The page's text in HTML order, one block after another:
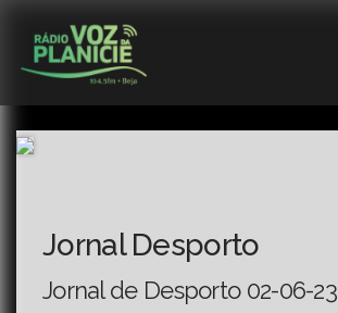
Jornal Desporto
Jornal de Desporto 02-06-23